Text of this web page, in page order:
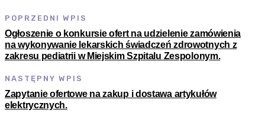
POPRZEDNI WPIS
Ogłoszenie o konkursie ofert na udzielenie zamówienia
na wykonywanie lekarskich świadczeń zdrowotnych z
zakresu pediatrii w Miejskim Szpitalu Zespolonym.
NASTĘPNY WPIS
Zapytanie ofertowe na zakup i dostawa artykułów
elektrycznych.